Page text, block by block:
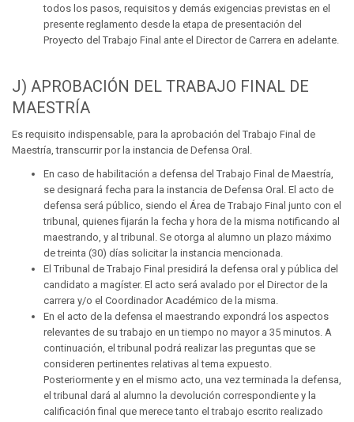
todos los pasos, requisitos y demás exigencias previstas en el
presente reglamento desde la etapa de presentación del
Proyecto del Trabajo Final ante el Director de Carrera en adelante.
J) APROBACIÓN DEL TRABAJO FINAL DE
MAESTRÍA
Es requisito indispensable, para la aprobación del Trabajo Final de
Maestría, transcurrir por la instancia de Defensa Oral.
En caso de habilitación a defensa del Trabajo Final de Maestría,
se designará fecha para la instancia de Defensa Oral. El acto de
defensa será público, siendo el Área de Trabajo Final junto con el
tribunal, quienes fijarán la fecha y hora de la misma notificando al
maestrando, y al tribunal. Se otorga al alumno un plazo máximo
de treinta (30) días solicitar la instancia mencionada.
El Tribunal de Trabajo Final presidirá la defensa oral y pública del
candidato a magíster. El acto será avalado por el Director de la
carrera y/o el Coordinador Académico de la misma.
En el acto de la defensa el maestrando expondrá los aspectos
relevantes de su trabajo en un tiempo no mayor a 35 minutos. A
continuación, el tribunal podrá realizar las preguntas que se
consideren pertinentes relativas al tema expuesto.
Posteriormente y en el mismo acto, una vez terminada la defensa,
el tribunal dará al alumno la devolución correspondiente y la
calificación final que merece tanto el trabajo escrito realizado